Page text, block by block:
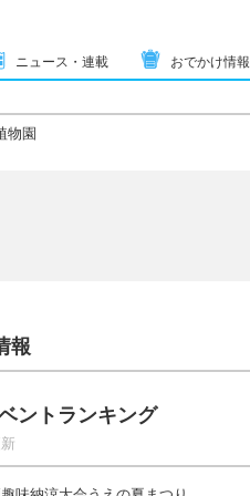
ニュース・連載 おでかけ情報
物園
報
ントランキング